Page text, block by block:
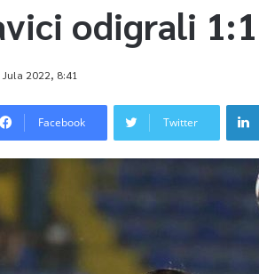
odigrali 1:1
2022, 8:41
Facebook Twitter